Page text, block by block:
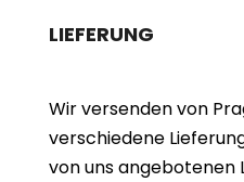
LIEFERUNG
Wir versenden von
verschiedene
von uns angebotenen